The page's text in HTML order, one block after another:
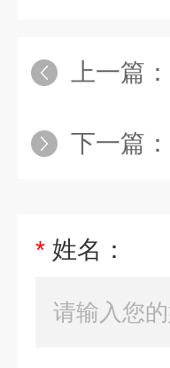
上一篇：
下一篇：
* 姓名：